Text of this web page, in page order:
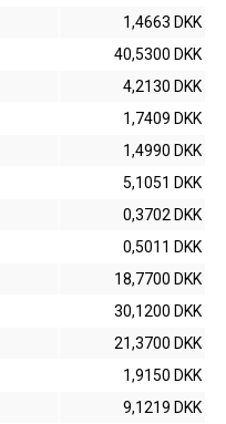
1,4663 DKK
40,5300 DKK
4,2130 DKK
1,7409 DKK
1,4990 DKK
5,1051 DKK
0,3702 DKK
0,5011 DKK
18,7700 DKK
30,1200 DKK
21,3700 DKK
1,9150 DKK
9,1219 DKK